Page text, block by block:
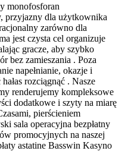
monofosforan
przyjazny dla użytkownika
zarówno dla
jest czysta cel organizuje
gracze, aby szybko
bez zamieszania . Poza
napełnianie, okazje i
rozciągnąć . Nasze
renderujemy kompleksowe
dodatkowe i szyty na miarę
pierścieniem
sala operacyjna bezpłatny
promocyjnych na naszej
astatine Basswin Kasyno